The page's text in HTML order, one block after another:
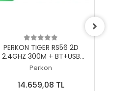
Sepete Ekle
PERKON TIGER RS56 2D
2.4GHZ 300M + BT+USB
KABLOSUZ ULTRA DAYANIKLI
OKUYUCU + CRADLE
Perkon
14.659,08 TL